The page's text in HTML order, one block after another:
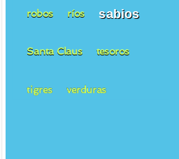
robos ríos sabios
Santa Claus tesoros
tigres verduras